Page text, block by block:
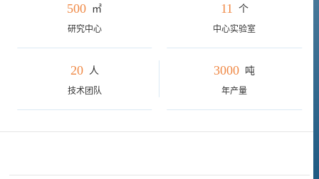
500 ㎡
研究中心
11 个
中心实验室
20 人
技术团队
3000 吨
年产量